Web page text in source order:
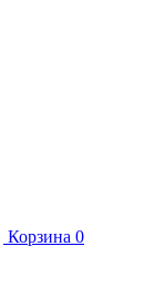
Корзина 0